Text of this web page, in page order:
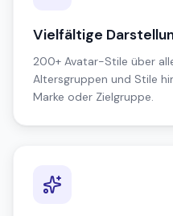
Vielfältige
200+ Avatar-Stile über
Altersgruppen und Stile
Marke oder Zielgruppe.